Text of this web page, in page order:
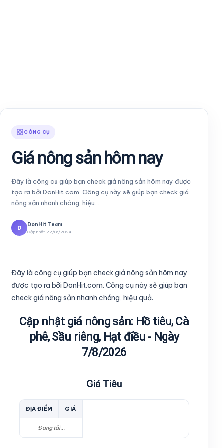
CÔNG CỤ
Giá nông sản hôm nay
Đây là công cụ giúp bạn check giá nông sản hôm nay được
tạo ra bởi DonHit.com. Công cụ này sẽ giúp bạn check giá
nông sản nhanh chóng, hiệu…
D DonHit Team
Cập nhật 22/06/2024
Đây là công cụ giúp bạn check giá nông sản hôm nay
được tạo ra bởi DonHit.com. Công cụ này sẽ giúp bạn
check giá nông sản nhanh chóng, hiệu quả.
Cập nhật giá nông sản: Hồ tiêu, Cà
phê, Sầu riêng, Hạt điều - Ngày
7/8/2026
Giá Tiêu
ĐỊA ĐIỂM GIÁ
Đang tải...